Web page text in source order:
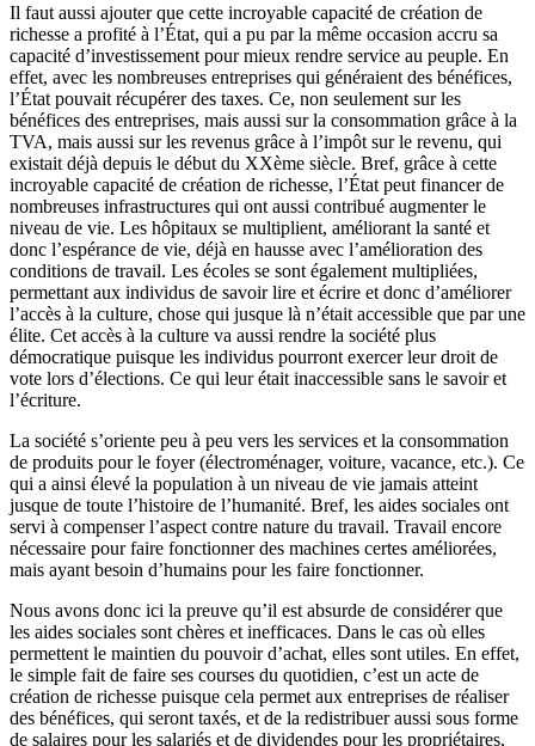
Il faut aussi ajouter que cette incroyable capacité de création de
richesse a profité à l’État, qui a pu par la même occasion accru sa
capacité d’investissement pour mieux rendre service au peuple. En
effet, avec les nombreuses entreprises qui généraient des bénéfices,
l’État pouvait récupérer des taxes. Ce, non seulement sur les
bénéfices des entreprises, mais aussi sur la consommation grâce à la
TVA, mais aussi sur les revenus grâce à l’impôt sur le revenu, qui
existait déjà depuis le début du XXème siècle. Bref, grâce à cette
incroyable capacité de création de richesse, l’État peut financer de
nombreuses infrastructures qui ont aussi contribué augmenter le
niveau de vie. Les hôpitaux se multiplient, améliorant la santé et
donc l’espérance de vie, déjà en hausse avec l’amélioration des
conditions de travail. Les écoles se sont également multipliées,
permettant aux individus de savoir lire et écrire et donc d’améliorer
l’accès à la culture, chose qui jusque là n’était accessible que par une
élite. Cet accès à la culture va aussi rendre la société plus
démocratique puisque les individus pourront exercer leur droit de
vote lors d’élections. Ce qui leur était inaccessible sans le savoir et
l’écriture.
La société s’oriente peu à peu vers les services et la consommation
de produits pour le foyer (électroménager, voiture, vacance, etc.). Ce
qui a ainsi élevé la population à un niveau de vie jamais atteint
jusque de toute l’histoire de l’humanité. Bref, les aides sociales ont
servi à compenser l’aspect contre nature du travail. Travail encore
nécessaire pour faire fonctionner des machines certes améliorées,
mais ayant besoin d’humains pour les faire fonctionner.
Nous avons donc ici la preuve qu’il est absurde de considérer que
les aides sociales sont chères et inefficaces. Dans le cas où elles
permettent le maintien du pouvoir d’achat, elles sont utiles. En effet,
le simple fait de faire ses courses du quotidien, c’est un acte de
création de richesse puisque cela permet aux entreprises de réaliser
des bénéfices, qui seront taxés, et de la redistribuer aussi sous forme
de salaires pour les salariés et de dividendes pour les propriétaires,